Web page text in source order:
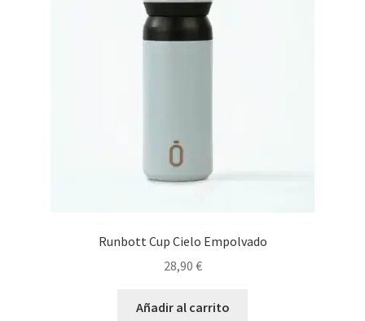
Runbott Cup Cielo Empolvado
28,90 €
Añadir al carrito